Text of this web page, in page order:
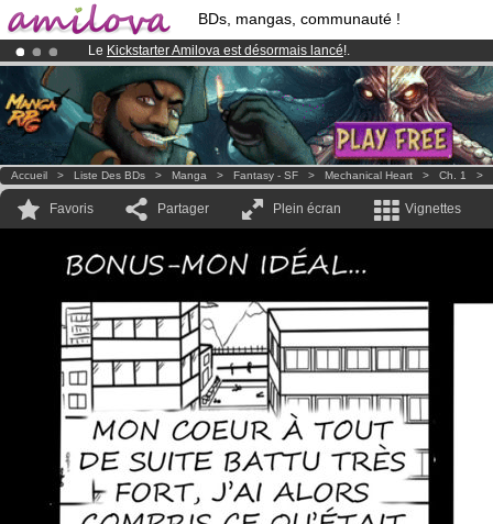
BDs, mangas, communauté !
Le Kickstarter Amilova est désormais lancé!.
Déjà 134393membreset 1208BDs & Mangas!
Abonnement premium: à partir de
3.95 eurospar mois !Clique ici
Accueil > Liste Des BDs > Manga > Fantasy - SF > Mechanical Heart > Ch. 1 >
Favoris Partager Plein écran Vignettes